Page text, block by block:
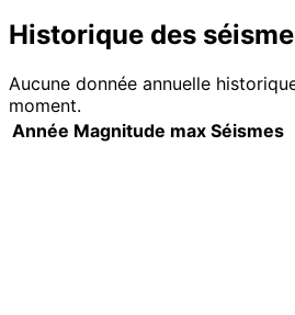
Historique des
Aucune donnée annuelle
moment.
Année Magnitude max Séismes